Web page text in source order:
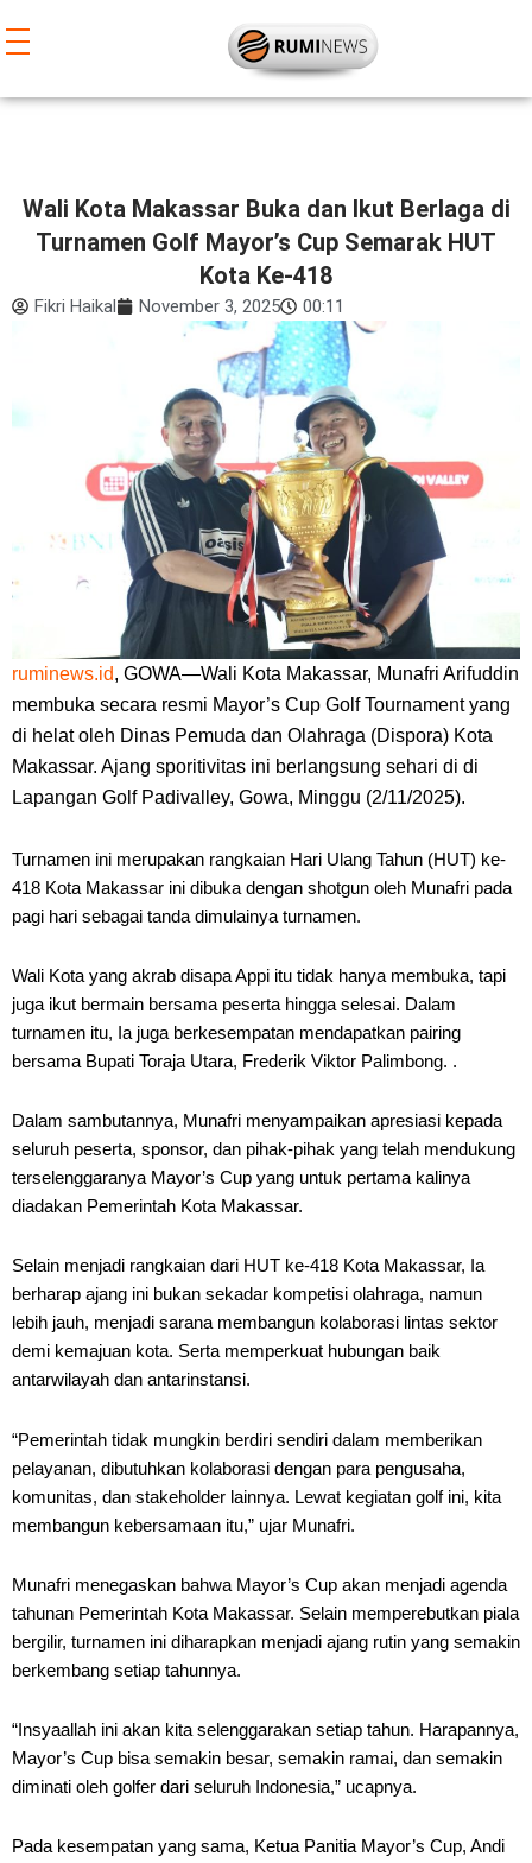
ke
Wali Kota Makassar Buka dan Ikut Berlaga di
Turnamen Golf Mayor’s Cup Semarak HUT
Kota Ke-418
Fikri Haikal November 3, 2025 00:11
ruminews.id, GOWA—Wali Kota Makassar, Munafri Arifuddin
membuka secara resmi Mayor’s Cup Golf Tournament yang
di helat oleh Dinas Pemuda dan Olahraga (Dispora) Kota
Makassar. Ajang sporitivitas ini berlangsung sehari di di
Lapangan Golf Padivalley, Gowa, Minggu (2/11/2025).
Turnamen ini merupakan rangkaian Hari Ulang Tahun (HUT) ke-
418 Kota Makassar ini dibuka dengan shotgun oleh Munafri pada
pagi hari sebagai tanda dimulainya turnamen.
Wali Kota yang akrab disapa Appi itu tidak hanya membuka, tapi
juga ikut bermain bersama peserta hingga selesai. Dalam
turnamen itu, Ia juga berkesempatan mendapatkan pairing
bersama Bupati Toraja Utara, Frederik Viktor Palimbong. .
Dalam sambutannya, Munafri menyampaikan apresiasi kepada
seluruh peserta, sponsor, dan pihak-pihak yang telah mendukung
terselenggaranya Mayor’s Cup yang untuk pertama kalinya
diadakan Pemerintah Kota Makassar.
Selain menjadi rangkaian dari HUT ke-418 Kota Makassar, Ia
berharap ajang ini bukan sekadar kompetisi olahraga, namun
lebih jauh, menjadi sarana membangun kolaborasi lintas sektor
demi kemajuan kota. Serta memperkuat hubungan baik
antarwilayah dan antarinstansi.
“Pemerintah tidak mungkin berdiri sendiri dalam memberikan
pelayanan, dibutuhkan kolaborasi dengan para pengusaha,
komunitas, dan stakeholder lainnya. Lewat kegiatan golf ini, kita
membangun kebersamaan itu,” ujar Munafri.
Munafri menegaskan bahwa Mayor’s Cup akan menjadi agenda
tahunan Pemerintah Kota Makassar. Selain memperebutkan piala
bergilir, turnamen ini diharapkan menjadi ajang rutin yang semakin
berkembang setiap tahunnya.
“Insyaallah ini akan kita selenggarakan setiap tahun. Harapannya,
Mayor’s Cup bisa semakin besar, semakin ramai, dan semakin
diminati oleh golfer dari seluruh Indonesia,” ucapnya.
Pada kesempatan yang sama, Ketua Panitia Mayor’s Cup, Andi